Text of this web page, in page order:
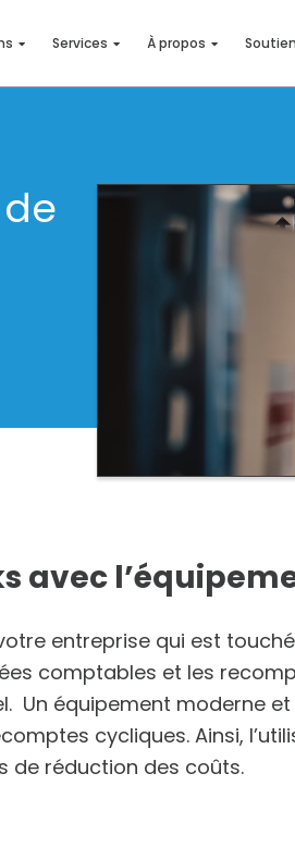
Services À propos Soutien
avec
entreprise qui est
comptables et les
Un équipement moderne
cycliques. Ainsi,
de réduction des coûts.